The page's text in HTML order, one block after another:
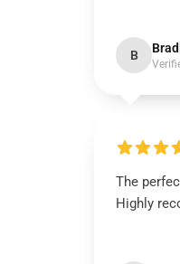
B
The
Highly